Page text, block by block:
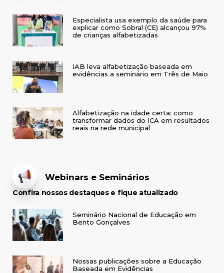
explicar como Sobral (CE) alcançou 97%
de crianças alfabetizadas
evidências a seminário em Três de Maio
transformar dados do ICA em resultados
reais na rede municipal
Webinars e Seminários
Confira nossos destaques e fique atualizado
Seminário Nacional de Educação em
Bento Gonçalves
Nossas publicações sobre a Educação
Baseada em Evidências